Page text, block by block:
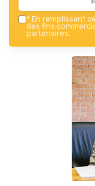
* En remplissant
des fins
partenaires.